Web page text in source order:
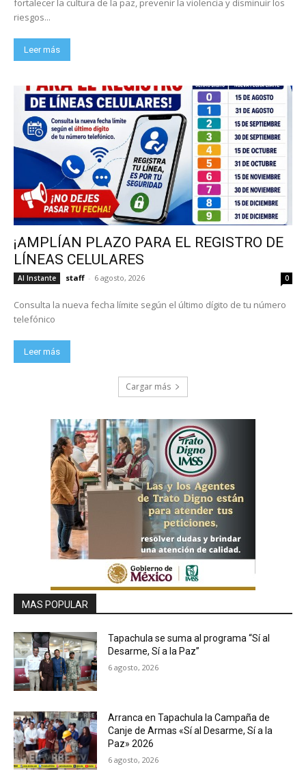
fortalecer la cultura de la paz, prevenir la violencia y disminuir los
riesgos...
Leer más
¡AMPLÍAN PLAZO PARA EL REGISTRO DE
LÍNEAS CELULARES
Al Instante staff - 6 agosto, 2026 0
Consulta la nueva fecha límite según el último dígito de tu número
telefónico
Leer más
Cargar más
MAS POPULAR
Tapachula se suma al programa “Sí al
Desarme, Sí a la Paz”
6 agosto, 2026
Arranca en Tapachula la Campaña de
Canje de Armas «Sí al Desarme, Sí a la
Paz» 2026
6 agosto, 2026